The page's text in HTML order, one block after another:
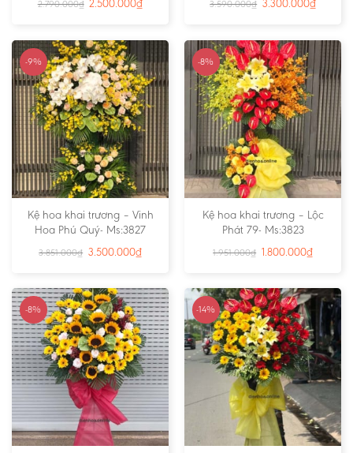
2.790.000₫ 2.500.000₫ 3.590.000₫ 3.300.000₫
-9%
Kệ hoa khai trương – Vinh
Hoa Phú Quý- Ms:3827
3.851.000₫ 3.500.000₫
-8%
Kệ hoa khai trương – Lộc
Phát 79- Ms:3823
1.951.000₫ 1.800.000₫
-8% -14%